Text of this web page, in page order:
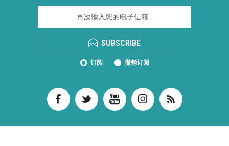
SUBSCRIBE
订阅 撤销订阅